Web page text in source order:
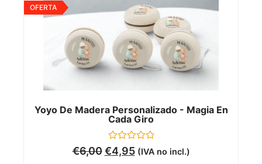
Yoyo De Madera Personalizado - Magia En
Cada Giro
Valorado
con
OFERTA
€6,00 €4,95 (IVA no incl.)